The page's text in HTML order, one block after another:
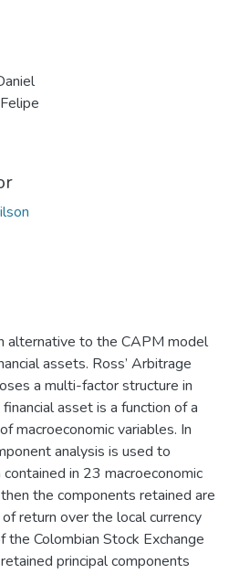
alternative to the CAPM model
assets. Ross’ Arbitrage
a multi-factor structure in
asset is a function of a
macroeconomic variables. In
analysis is used to
in 23 macroeconomic
the components retained are
return over the local currency
the Colombian Stock Exchange
principal components